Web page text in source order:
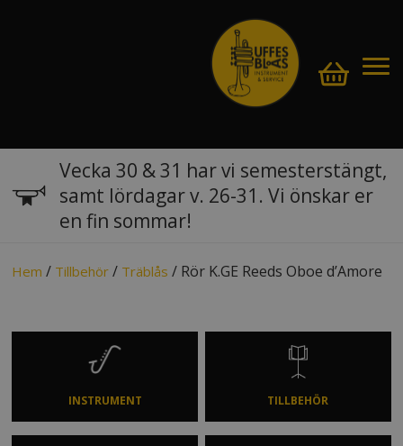
Vecka 30 & 31 har vi semesterstängt,
samt lördagar v. 26-31. Vi önskar er
en fin sommar!
Hem / Tillbehör / Träblås / Rör K.GE Reeds Oboe d’Amore
INSTRUMENT TILLBEHÖR